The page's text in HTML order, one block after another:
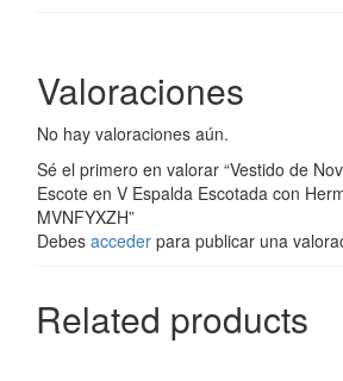
Valoraciones
No hay valoraciones aún.
Sé el primero en valorar “Vestido de
Escote en V Espalda Escotada con
MVNFYXZH”
Debes acceder para publicar una
Related products